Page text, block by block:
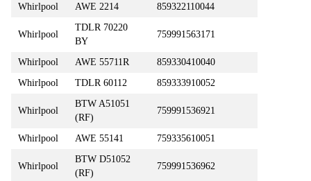
Whirlpool
AWE 2214 859322110044
Whirlpool
TDLR 70220
BY
759991563171
Whirlpool AWE 55711R
859330410040
Whirlpool
TDLR 60112 859333910052
Whirlpool
BTW A51051
(RF)
759991536921
Whirlpool AWE 55141 759335610051
Whirlpool
BTW D51052
(RF)
759991536962